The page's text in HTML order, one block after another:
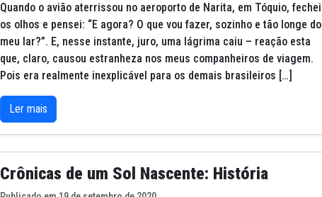
Quando o avião aterrissou no aeroporto de Narita, em Tóquio, fechei
os olhos e pensei: “E agora? O que vou fazer, sozinho e tão longe do
meu lar?”. E, nesse instante, juro, uma lágrima caiu – reação esta
que, claro, causou estranheza nos meus companheiros de viagem.
Pois era realmente inexplicável para os demais brasileiros […]
Ler mais
Crônicas de um Sol Nascente: História